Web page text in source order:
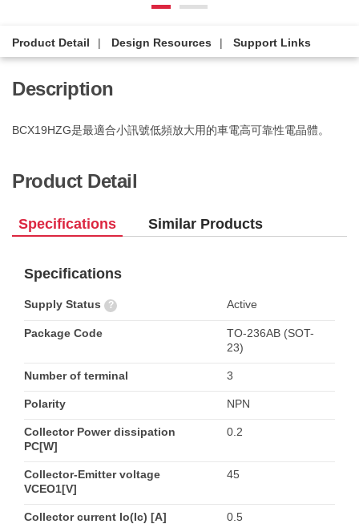
Product Detail Design Resources Support Links
Description
BCX19HZG是最適合小訊號低頻放大用的車電高可靠性電晶體。
Product Detail
Specifications Similar Products
Specifications
Supply Status ? Active
Package Code
TO-236AB (SOT-
23)
Number of terminal 3
Polarity NPN
Collector Power dissipation
PC[W]
0.2
Collector-Emitter voltage
VCEO1[V]
45
Collector current Io(Ic) [A] 0.5